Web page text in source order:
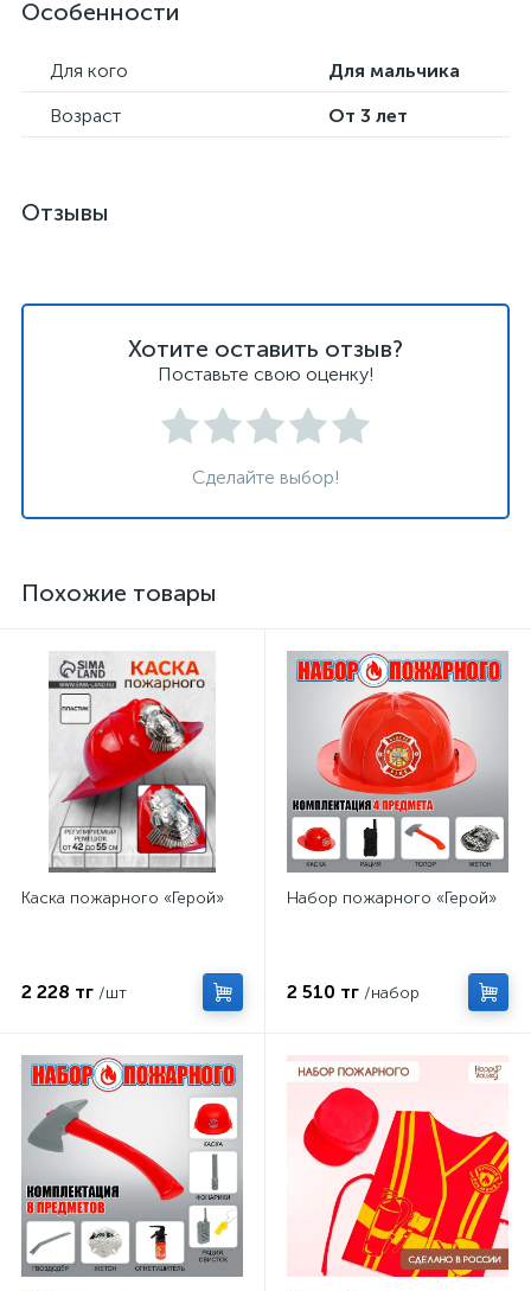
Особенности
Для кого
Для мальчика
Возраст
От 3 лет
Отзывы
Хотите оставить отзыв?
Поставьте свою оценку!
Сделайте выбор!
Похожие товары
Каска пожарного «Герой»
2 228 тг /шт
Набор пожарного «Герой»
2 510 тг /набор